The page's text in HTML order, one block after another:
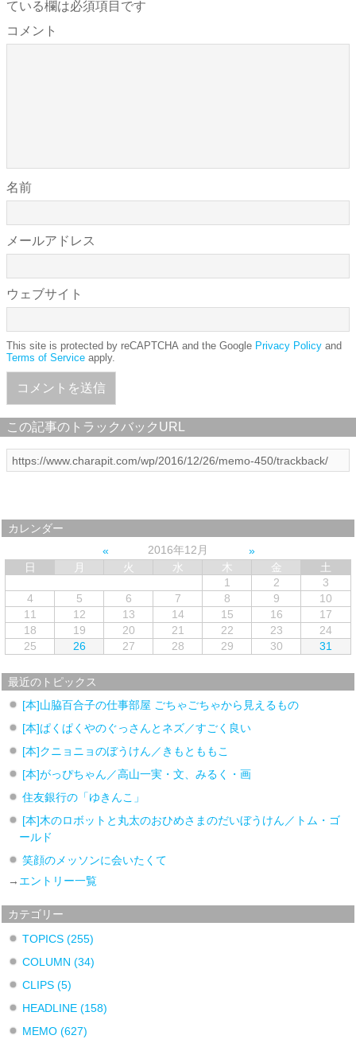
ている欄は必須項目です
コメント
名前
メールアドレス
ウェブサイト
This site is protected by reCAPTCHA and the Google Privacy Policy and
Terms of Service apply.
この記事のトラックバックURL
カレンダー
2016年12月
日
月 火 水 木 金
土
1
2
3
4
5 6 7 8 9
10
11
12 13 14 15 16
17
18
19 20 21 22 23
24
25
26 27 28 29 30 31
最近のトピックス
[本]山脇百合子の仕事部屋 ごちゃごちゃから見えるもの
[本]ぱくぱくやのぐっさんとネズ／すごく良い
[本]クニョニョのぼうけん／きもとももこ
[本]がっぴちゃん／高山一実・文、みるく・画
住友銀行の「ゆきんこ」
[本]木のロボットと丸太のおひめさまのだいぼうけん／トム・ゴ
ールド
笑顔のメッソンに会いたくて
→ エントリー一覧
カテゴリー
TOPICS (255)
COLUMN (34)
CLIPS (5)
HEADLINE (158)
MEMO (627)